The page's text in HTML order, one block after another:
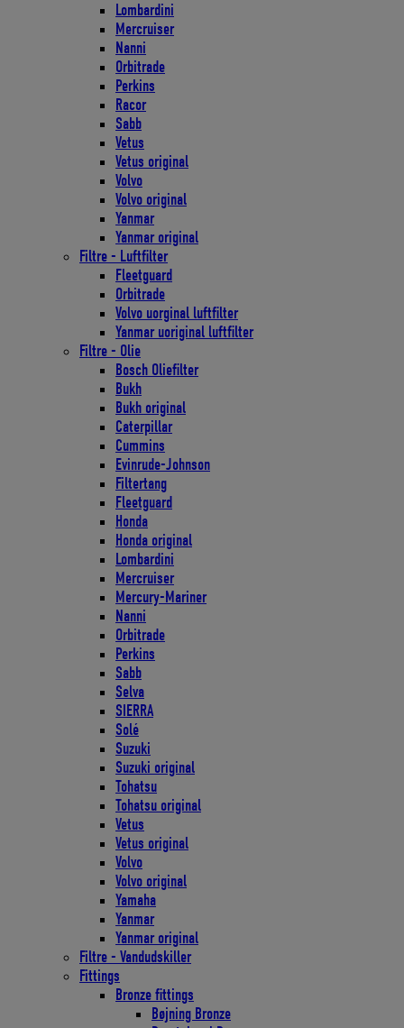
Lombardini
Mercruiser
Nanni
Orbitrade
Perkins
Racor
Sabb
Vetus
Vetus original
Volvo
Volvo original
Yanmar
Yanmar original
Filtre - Luftfilter
Fleetguard
Orbitrade
Volvo uorginal luftfilter
Yanmar uoriginal luftfilter
Filtre - Olie
Bosch Oliefilter
Bukh
Bukh original
Caterpillar
Cummins
Evinrude-Johnson
Filtertang
Fleetguard
Honda
Honda original
Lombardini
Mercruiser
Mercury-Mariner
Nanni
Orbitrade
Perkins
Sabb
Selva
SIERRA
Solé
Suzuki
Suzuki original
Tohatsu
Tohatsu original
Vetus
Vetus original
Volvo
Volvo original
Yamaha
Yanmar
Yanmar original
Filtre - Vandudskiller
Fittings
Bronze fittings
Bøjning Bronze